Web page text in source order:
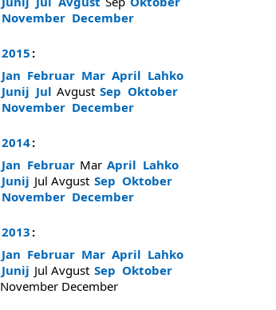
November December
2015 :
Jan Februar Mar April Lahko
Junij Jul Avgust Sep Oktober
November December
2014:
Jan Februar Mar April Lahko
Junij Jul Avgust Sep Oktober
November December
2013 :
Jan Februar Mar April Lahko
Junij Jul Avgust Sep Oktober
November December